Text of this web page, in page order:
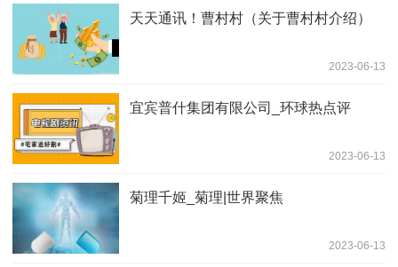
天天通讯！曹村村（关于曹村村介绍）
2023-06-13
宜宾普什集团有限公司_环球热点评
2023-06-13
菊理千姬_菊理|世界聚焦
2023-06-13